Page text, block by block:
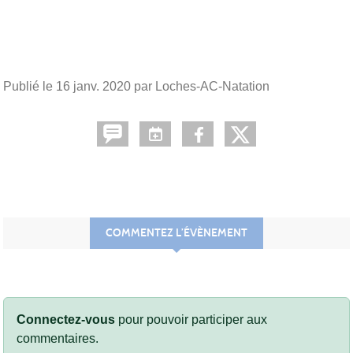
Publié le 16 janv. 2020 par Loches-AC-Natation
COMMENTEZ L’ÉVÈNEMENT
Connectez-vous pour pouvoir participer aux
commentaires.